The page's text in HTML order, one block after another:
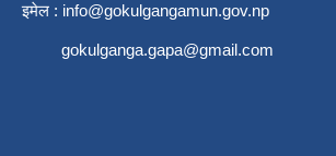
इमेल : info@gokulgangamun.gov.np
gokulganga.gapa@gmail.com